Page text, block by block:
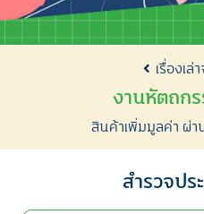
เรื่องเล่
งานหัตถก
สินค้าเพิ่มมูลค่า ผ่
สำรวจปร